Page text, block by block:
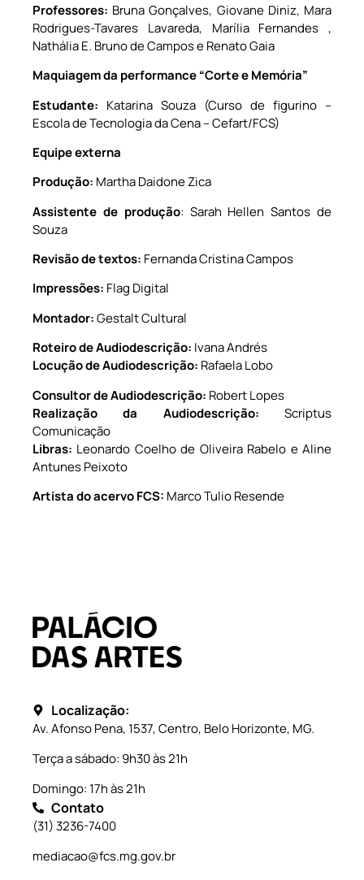
Professores: Bruna Gonçalves, Giovane Diniz, Mara
Rodrigues-Tavares Lavareda, Marília Fernandes ,
Nathália E. Bruno de Campos e Renato Gaia
Maquiagem da performance“Corte e Memória”
Estudante: Katarina Souza (Curso de figurino –
Escola de Tecnologia da Cena – Cefart/FCS)
Equipe externa
Produção: Martha Daidone Zica
Assistente de produção: Sarah Hellen Santos de
Souza
Revisão de textos: Fernanda Cristina Campos
Impressões: Flag Digital
Montador:Gestalt Cultural
Roteiro de Audiodescrição: Ivana Andrés
Locução de Audiodescrição: Rafaela Lobo
Consultor de Audiodescrição: Robert Lopes
Realização da Audiodescrição: Scriptus
Comunicação
Libras: Leonardo Coelho de Oliveira Rabelo e Aline
Antunes Peixoto
Artista do acervo FCS: Marco Tulio Resende
Localização:
Av. Afonso Pena, 1537, Centro, Belo Horizonte, MG.
Terça a sábado: 9h30 às 21h
Domingo: 17h às 21h
Contato
(31) 3236-7400
mediacao@fcs.mg.gov.br